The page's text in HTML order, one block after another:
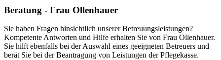
Beratung - Frau Ollenhauer
Sie haben Fragen hinsichtlich unserer Betreuungsleistungen?
Kompetente Antworten und Hilfe erhalten Sie von Frau Ollenhauer.
Sie hilft ebenfalls bei der Auswahl eines geeigneten Betreuers und
berät Sie bei der Beantragung von Leistungen der Pflegekasse.